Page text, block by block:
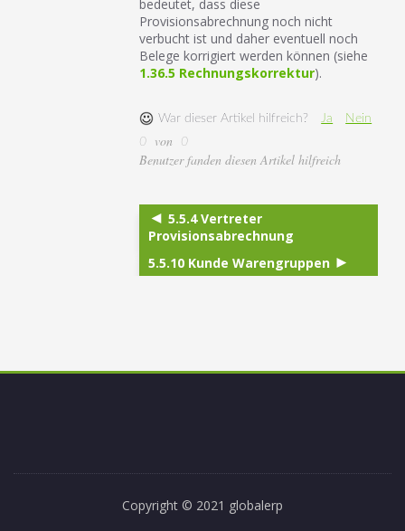
bedeutet, dass diese
Provisionsabrechnung noch nicht
verbucht ist und daher eventuell noch
Belege korrigiert werden können (siehe
1.36.5 Rechnungskorrektur).
War dieser Artikel hilfreich? Ja
Nein
0
von 0
Benutzer fanden diesen Artikel hilfreich
5.5.4 Vertreter
Provisionsabrechnung
5.5.10 Kunde Warengruppen
Copyright © 2021 globalerp